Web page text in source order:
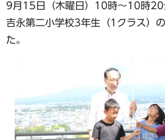
9月15日（木曜日）10時～10時20
吉永第二小学校3年生（1クラス）
た。